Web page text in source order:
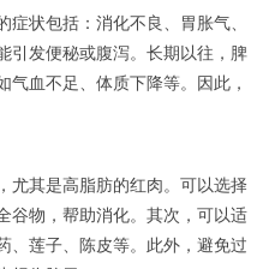
状包括：消化不良、胃胀气、
引发便秘或腹泻。长期以往，脾
气血不足、体质下降等。因此，
尤其是高脂肪的红肉。可以选择
谷物，帮助消化。其次，可以适
、莲子、陈皮等。此外，避免过